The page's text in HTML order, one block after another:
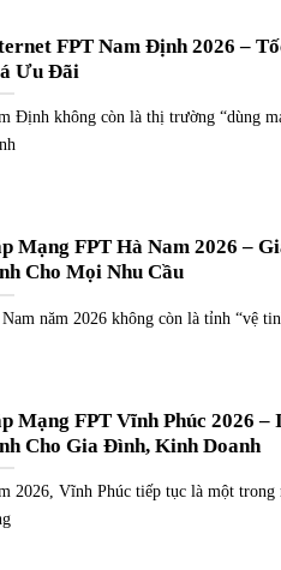
FPT Nam Định 2026 –
Ưu Đãi
Định không còn là thị trường “dùng
Mạng FPT Hà Nam 2026 –
Cho Mọi Nhu Cầu
năm 2026 không còn là tỉnh “vệ
Mạng FPT Vĩnh Phúc 2026
Cho Gia Đình, Kinh Doanh
2026, Vĩnh Phúc tiếp tục là một